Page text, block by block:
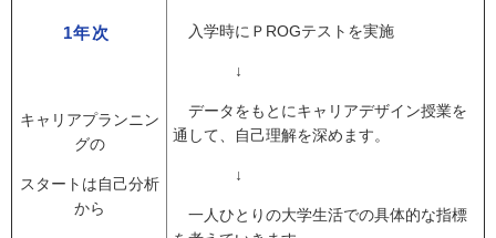
1年次
キャリアプランニン
グの
スタートは自己分析
から
入学時にＰROGテストを実施
↓
データをもとにキャリアデザイン授業を
通して、自己理解を深めます。
↓
一人ひとりの大学生活での具体的な指標